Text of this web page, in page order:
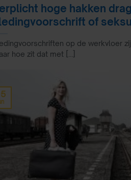
hoge hakken
of
op de werkvloer
hoe zit dat met [...]